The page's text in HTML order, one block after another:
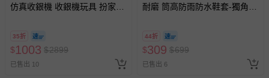
仿真收銀機 收銀機玩具 扮家家
35折
$1003 $2899
已售出 10
耐磨 筒高防雨防水鞋套-獨角獸
44折
$309 $699
已售出 6